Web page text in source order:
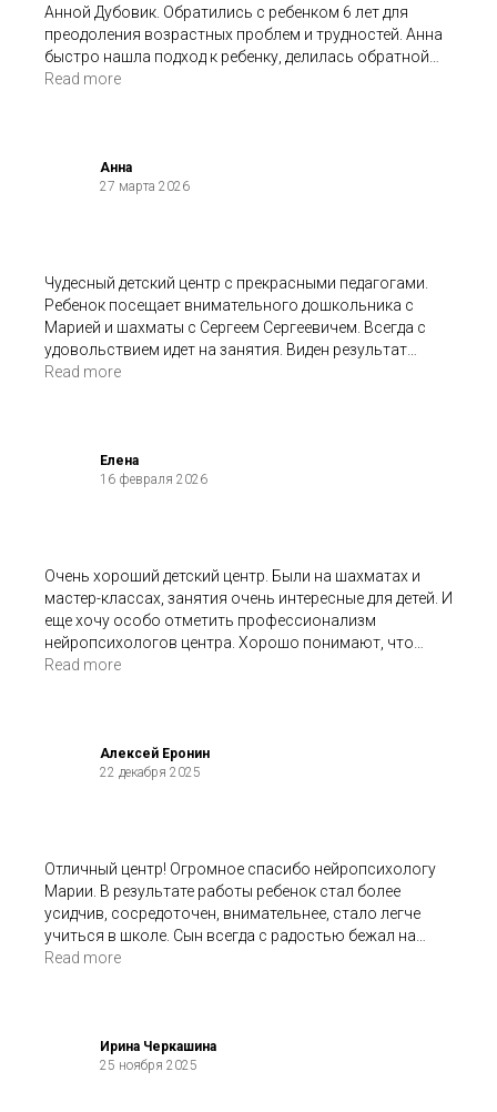
Анной Дубовик. Обратились с ребенком 6 лет для
преодоления возрастных проблем и трудностей. Анна
быстро нашла подход к ребенку, делилась обратной
связью и динамикой работы. По завершению работы
Read more
Анна
27 марта 2026
Чудесный детский центр с прекрасными педагогами.
Ребенок посещает внимательного дошкольника с
Марией и шахматы с Сергеем Сергеевичем. Всегда с
удовольствием идет на занятия. Виден результат
занятий. Был также опыт посещения детского
Read more
Елена
16 февраля 2026
Очень хороший детский центр. Были на шахматах и
мастер-классах, занятия очень интересные для детей. И
еще хочу особо отметить профессионализм
нейропсихологов центра. Хорошо понимают, что
происходит с ребёнком и как ему можно помочь.
Read more
Алексей Еронин
22 декабря 2025
Отличный центр! Огромное спасибо нейропсихологу
Марии. В результате работы ребенок стал более
усидчив, сосредоточен, внимательнее, стало легче
учиться в школе. Сын всегда с радостью бежал на
занятия и даже был расстроен, что наш курс обучения
Read more
Ирина Черкашина
25 ноября 2025